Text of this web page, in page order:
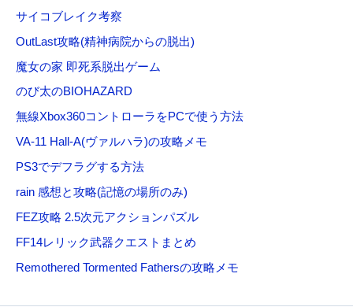
サイコブレイク考察
OutLast攻略(精神病院からの脱出)
魔女の家 即死系脱出ゲーム
のび太のBIOHAZARD
無線Xbox360コントローラをPCで使う方法
VA-11 Hall-A(ヴァルハラ)の攻略メモ
PS3でデフラグする方法
rain 感想と攻略(記憶の場所のみ)
FEZ攻略 2.5次元アクションパズル
FF14レリック武器クエストまとめ
Remothered Tormented Fathersの攻略メモ